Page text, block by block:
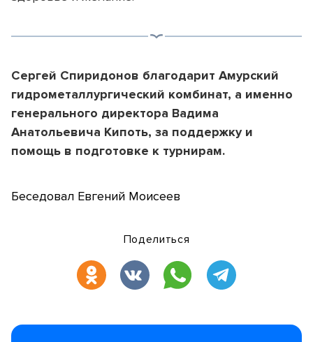
Сергей Спиридонов благодарит Амурский
гидрометаллургический комбинат, а именно
генерального директора Вадима
Анатольевича Кипоть, за поддержку и
помощь в подготовке к турнирам.
Беседовал Евгений Моисеев
Поделиться